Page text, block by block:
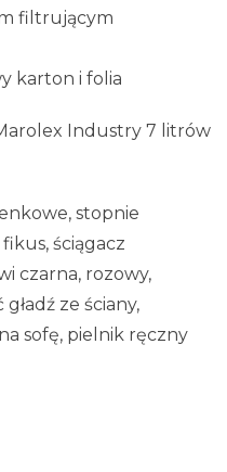
filtrującym
karton i folia
Industry 7 litrów
stopnie
ściągacz
czarna, rozowy,
ze ściany,
sofę, pielnik ręczny